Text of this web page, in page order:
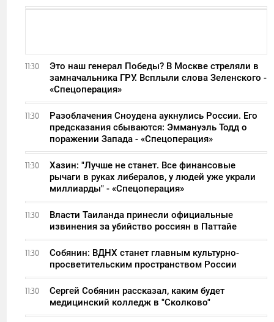
11:30
Это наш генерал Победы? В Москве стреляли в
замначальника ГРУ. Всплыли слова Зеленского -
«Спецоперация»
11:30
Разоблачения Сноудена аукнулись России. Его
предсказания сбываются: Эммануэль Тодд о
поражении Запада - «Спецоперация»
11:30
Хазин: "Лучше не станет. Все финансовые
рычаги в руках либералов, у людей уже украли
миллиарды" - «Спецоперация»
11:30
Власти Таиланда принесли официальные
извинения за убийство россиян в Паттайе
11:30
Собянин: ВДНХ станет главным культурно-
просветительским пространством России
11:30
Сергей Собянин рассказал, каким будет
медицинский колледж в "Сколково"